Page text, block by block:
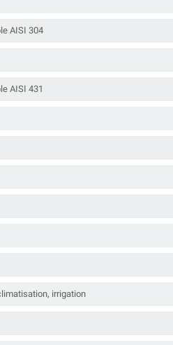
AISI 304
AISI 431
irrigation